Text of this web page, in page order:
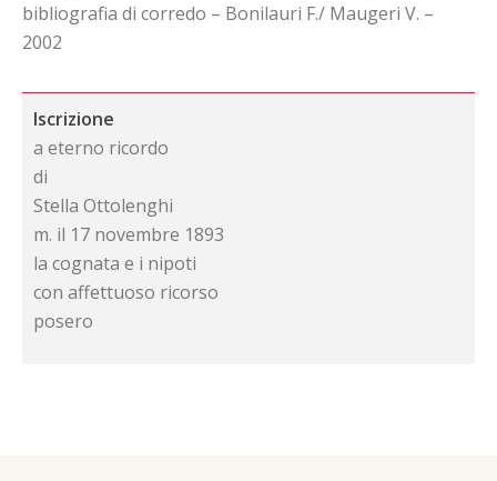
bibliografia di corredo – Bonilauri F./ Maugeri V. –
2002
Iscrizione
a eterno ricordo
di
Stella Ottolenghi
m. il 17 novembre 1893
la cognata e i nipoti
con affettuoso ricorso
posero